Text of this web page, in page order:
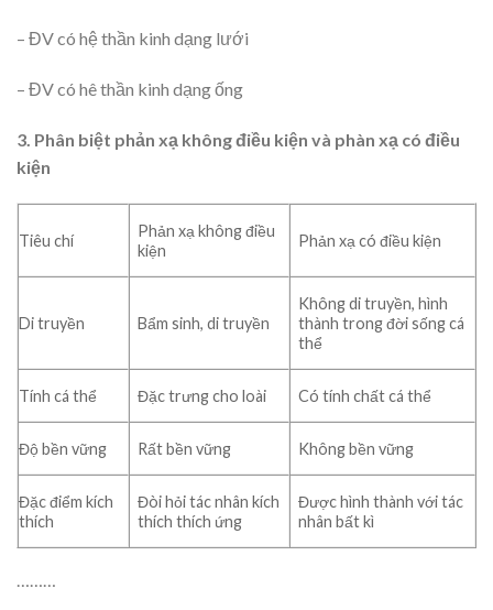
– ĐV có hệ thần kinh dạng lưới
– ĐV có hê thần kinh dạng ống
3. Phân biệt phản xạ không điều kiện và phàn xạ có điều
kiện
Tiêu chí
Phản xạ không điều
kiện
Phản xạ có điều kiện
Di truyền Bẩm sinh, di truyền
Không di truyền, hình
thành trong đời sống cá
thể
Tính cá thể Đặc trưng cho loài Có tính chất cá thể
Độ bền vững Rất bền vững Không bền vững
Đặc điểm kích
thích
Đòi hỏi tác nhân kích
thích thích ứng
Được hình thành với tác
nhân bất kì
………